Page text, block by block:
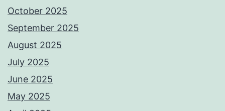
October 2025
September 2025
August 2025
July 2025
June 2025
May 2025